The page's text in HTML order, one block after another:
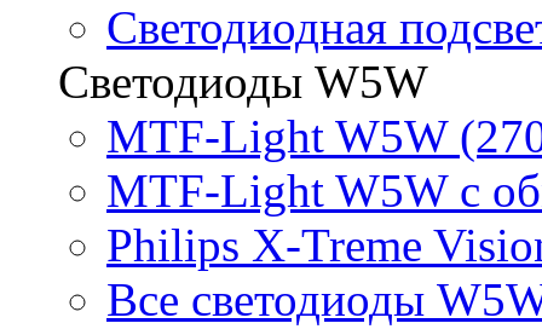
Светодиодная
Светодиоды W5W
MTF-Light W5W
MTF-Light W5W с
Philips X-Treme
Все светодиоды